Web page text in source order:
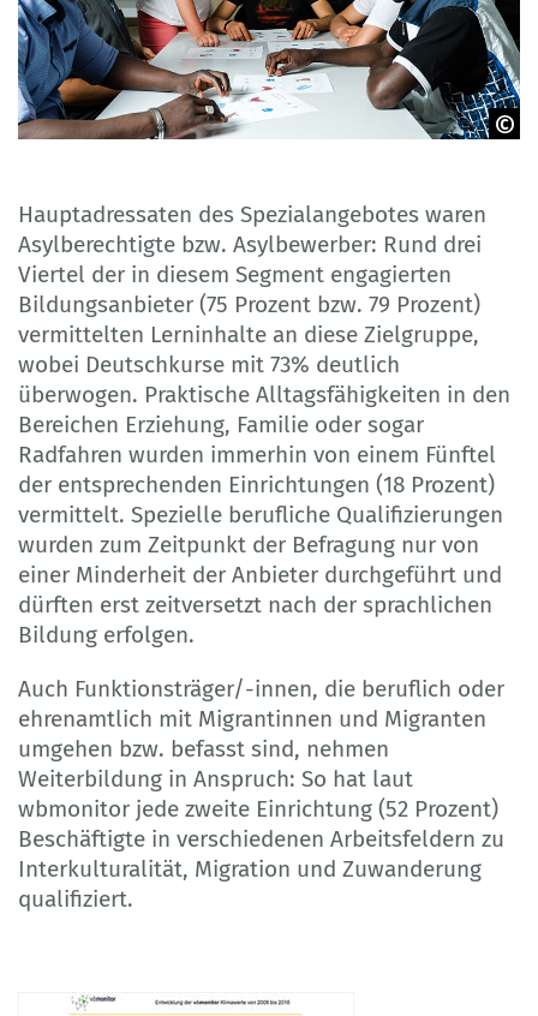
Hauptadressaten des Spezialangebotes waren
Asylberechtigte bzw. Asylbewerber: Rund drei
Viertel der in diesem Segment engagierten
Bildungsanbieter (75 Prozent bzw. 79 Prozent)
vermittelten Lerninhalte an diese Zielgruppe,
wobei Deutschkurse mit 73% deutlich
überwogen. Praktische Alltagsfähigkeiten in den
Bereichen Erziehung, Familie oder sogar
Radfahren wurden immerhin von einem Fünftel
der entsprechenden Einrichtungen (18 Prozent)
vermittelt. Spezielle berufliche Qualifizierungen
wurden zum Zeitpunkt der Befragung nur von
einer Minderheit der Anbieter durchgeführt und
dürften erst zeitversetzt nach der sprachlichen
Bildung erfolgen.
Auch Funktionsträger/-innen, die beruflich oder
ehrenamtlich mit Migrantinnen und Migranten
umgehen bzw. befasst sind, nehmen
Weiterbildung in Anspruch: So hat laut
wbmonitor jede zweite Einrichtung (52 Prozent)
Beschäftigte in verschiedenen Arbeitsfeldern zu
Interkulturalität, Migration und Zuwanderung
qualifiziert.